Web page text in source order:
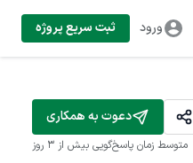
ورود ثبت سریع پروژه
دعوت به همکاری
متوسط زمان پاسخ‌گویی بیش از ۳ روز